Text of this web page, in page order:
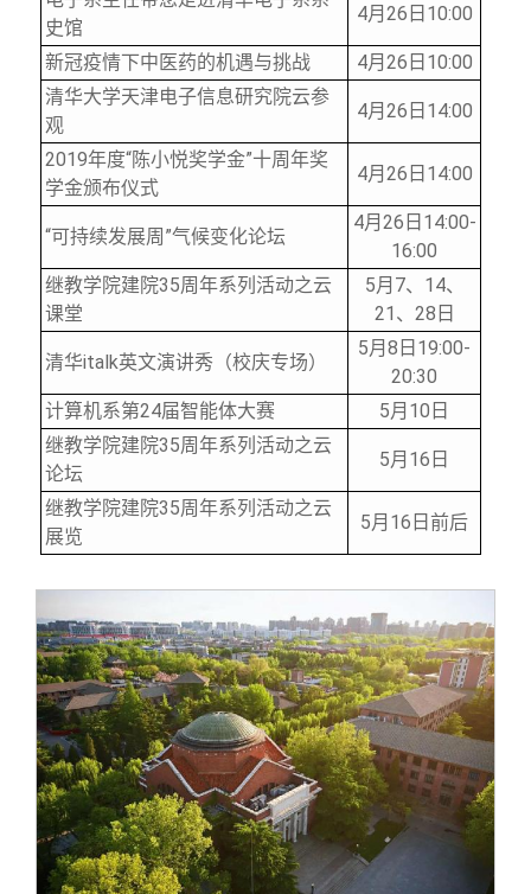
史馆
4月26日10:00
新冠疫情下中医药的机遇与挑战 4月26日10:00
清华大学天津电子信息研究院云参
观
4月26日14:00
2019年度“陈小悦奖学金”十周年奖
学金颁布仪式
4月26日14:00
“可持续发展周”气候变化论坛
4月26日14:00-
16:00
继教学院建院35周年系列活动之云
课堂
5月7、14、
21、28日
清华italk英文演讲秀（校庆专场）
5月8日19:00-
20:30
计算机系第24届智能体大赛
5月10日
继教学院建院35周年系列活动之云
论坛
5月16日
继教学院建院35周年系列活动之云
展览
5月16日前后